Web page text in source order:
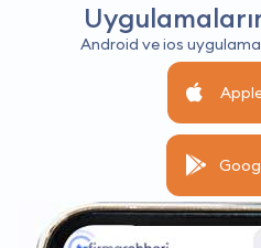
Android ve ios